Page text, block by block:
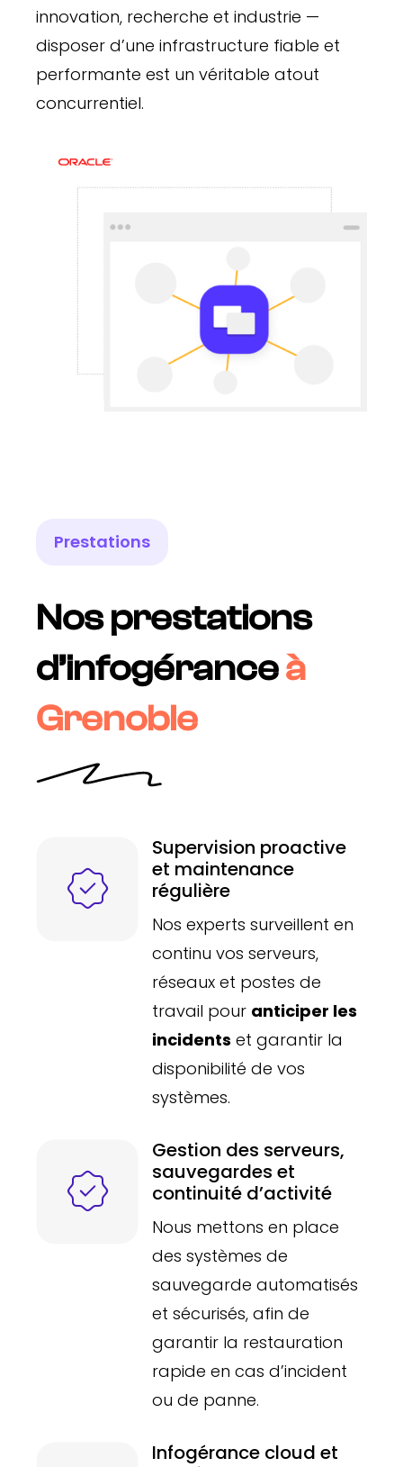
innovation, recherche et industrie —
disposer d’une infrastructure fiable et
performante est un véritable atout
concurrentiel.
Prestations
Nos prestations
d’infogéranceà
Grenoble
Supervision proactive
et maintenance
régulière
Nos experts surveillent en
continu vos serveurs,
réseaux et postes de
travail pour anticiper les
incidents et garantir la
disponibilité de vos
systèmes.
Gestion des serveurs,
sauvegardes et
continuité d’activité
Nous mettons en place
des systèmes de
sauvegarde automatisés
et sécurisés, afin de
garantir la restauration
rapide en cas d’incident
ou de panne.
Infogérance cloud et